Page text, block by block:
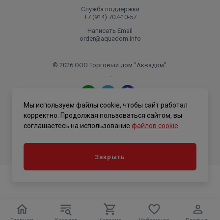
Служба поддержки
+7 (914) 707‑10‑57
Написать Email
order@aquadom.info
© 2026 ООО Торговый дом "Аквадом".
.
Политика конфиденциальности
Мы используем файлы cookie, чтобы сайт работал
корректно. Продолжая пользоваться сайтом, вы
соглашаетесь на использование файлов cookie
Закрыть